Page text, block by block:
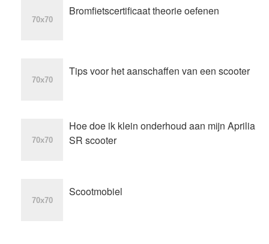
Bromfietscertificaat theorie oefenen
Tips voor het aanschaffen van een scooter
Hoe doe ik klein onderhoud aan mijn Aprilia
SR scooter
Scootmobiel